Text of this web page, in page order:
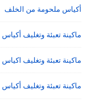
أكياس ملحومة من الخلف
ماكينة تعبئة وتغليف
ماكينة تعبئة وتغليف
ماكينة تعبئة وتغليف